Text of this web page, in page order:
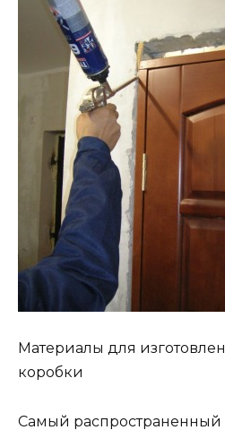
Материалы для
коробки
Самый распространенный